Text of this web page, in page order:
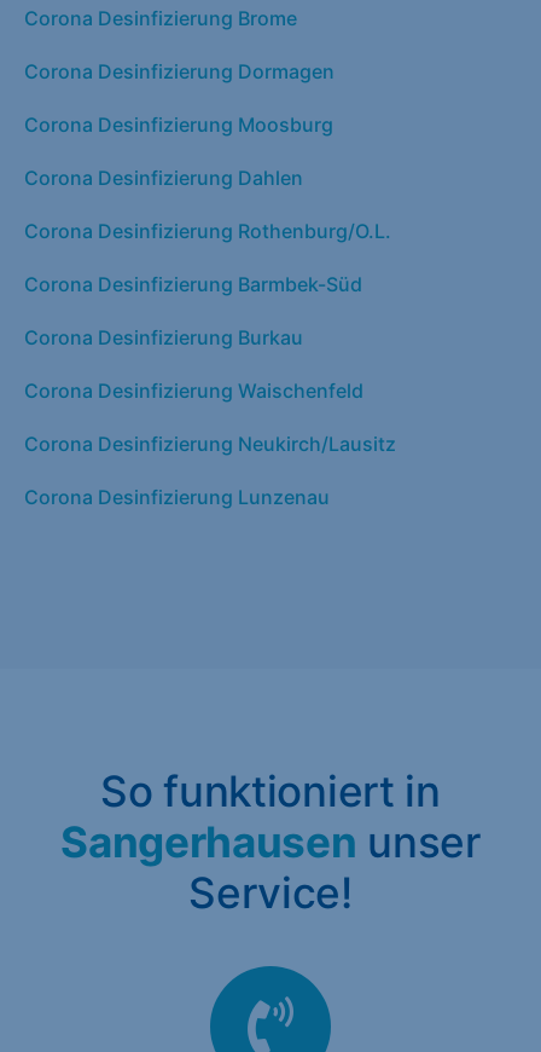
Corona Desinfizierung Brome
Corona Desinfizierung Dormagen
Corona Desinfizierung Moosburg
Corona Desinfizierung Dahlen
Corona Desinfizierung Rothenburg/O.L.
Corona Desinfizierung Barmbek-Süd
Corona Desinfizierung Burkau
Corona Desinfizierung Waischenfeld
Corona Desinfizierung Neukirch/Lausitz
Corona Desinfizierung Lunzenau
So funktioniert in
Sangerhausen unser
Service!